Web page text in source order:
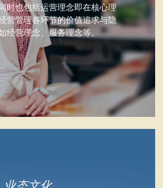
时也包括运营理念即在核心理
营管理各环节的价值追求与隐
经营理念、服务理念等。